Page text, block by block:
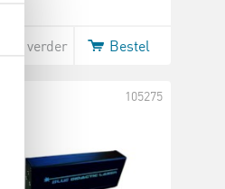
Lees verder Bestel
105275